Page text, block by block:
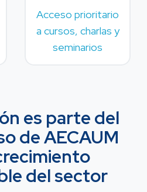
Acceso prioritario
a cursos, charlas y
seminarios
es parte del
de AECAUM
del sector